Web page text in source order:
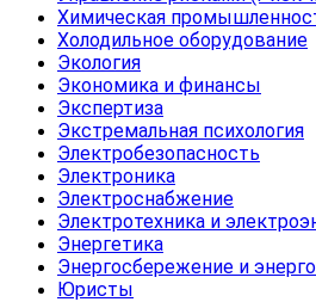
Химическая
Холодильное оборудование
Экология
Экономика и финансы
Экспертиза
Экстремальная психология
Электробезопасность
Электроника
Электроснабжение
Электротехника и
Энергетика
Энергосбережение и
Юристы